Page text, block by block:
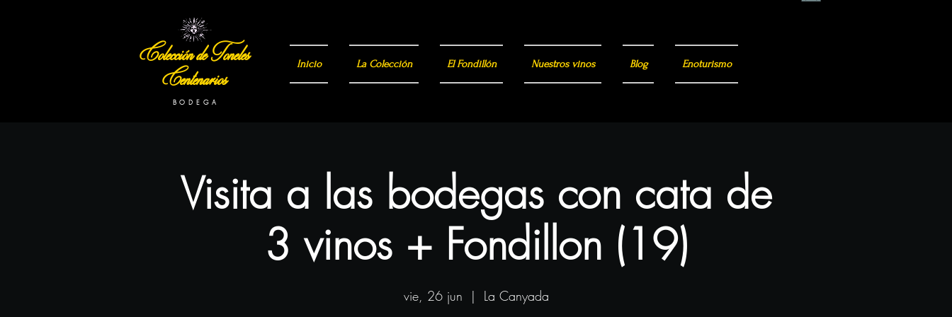
Visita a las bodegas con cata de
3 vinos + Fondillon (19)
vie, 26 jun
  |
La Canyada
Colección de Toneles
Centenarios Inicio La Colección El Fondillón Nuestros vinos Blog Enoturismo
B O D E G A